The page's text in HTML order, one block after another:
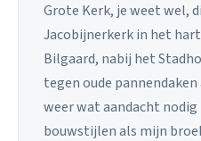
Grote Kerk, je weet wel,
Jacobijnerkerk in het hart
Bilgaard, nabij het
tegen oude
weer wat aandacht
bouwstijlen als mijn